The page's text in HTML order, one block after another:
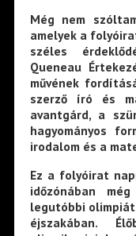
Még nem
amelyek a
széles
Queneau
művének
szerző író és
avantgárd, a
hagyományos
irodalom és a
Ez a folyóirat
időzónában
legutóbbi
éjszakában.